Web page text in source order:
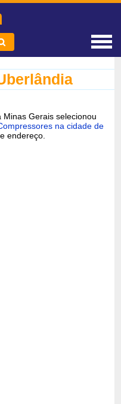
Gerais selecionou
na cidade de
endereço.